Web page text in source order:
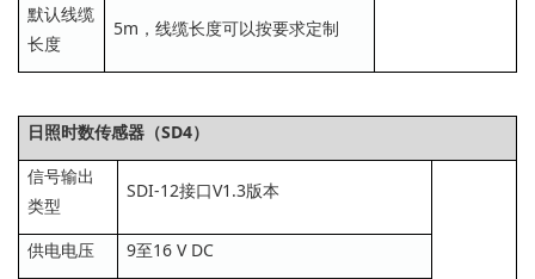
默认线缆
长度
5m，线缆长度可以按要求定制
日照时数传感器（SD4）
信号输出
类型
SDI-12接口V1.3版本
供电电压
9至16 V DC